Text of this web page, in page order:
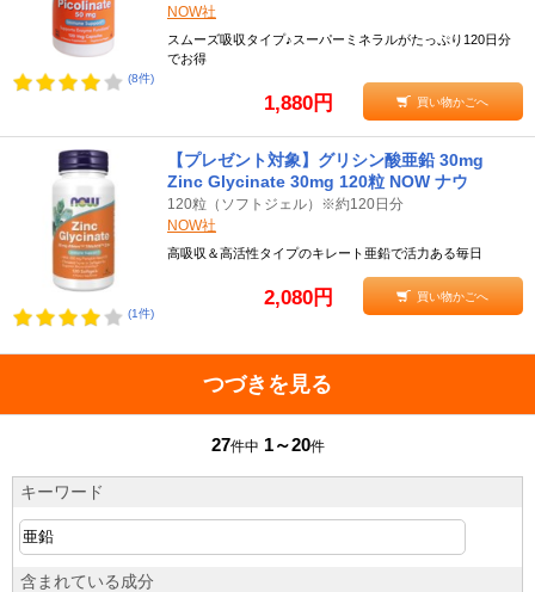
(8件)
NOW社
スムーズ吸収タイプ♪スーパーミネラルがたっぷり120日分
でお得
1,880円 買い物かごへ
(1件)
【プレゼント対象】グリシン酸亜鉛 30mg
Zinc Glycinate 30mg 120粒 NOW ナウ
120粒（ソフトジェル）※約120日分
NOW社
高吸収＆高活性タイプのキレート亜鉛で活力ある毎日
2,080円 買い物かごへ
つづきを見る
27件中 1～20件
キーワード
含まれている成分